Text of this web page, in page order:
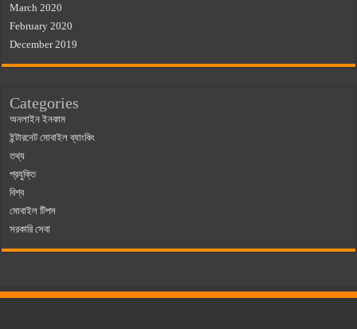
March 2020
February 2020
December 2019
Categories
অনলাইন ইনকাম
ইন্টারনেট মোবাইল ব্যাংকিং
তথ্য
প্রযুক্তি
বিশ্ব
মোবাইল টিপস
সরকারি সেবা